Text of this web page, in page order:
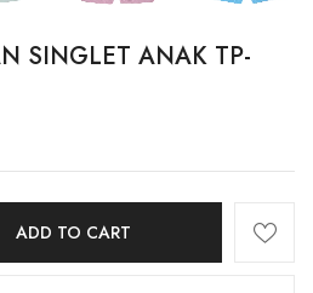
SINGLET ANAK TP-
ADD TO CART